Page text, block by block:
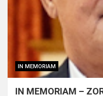
IN MEMORIAM
IN MEMORIAM –